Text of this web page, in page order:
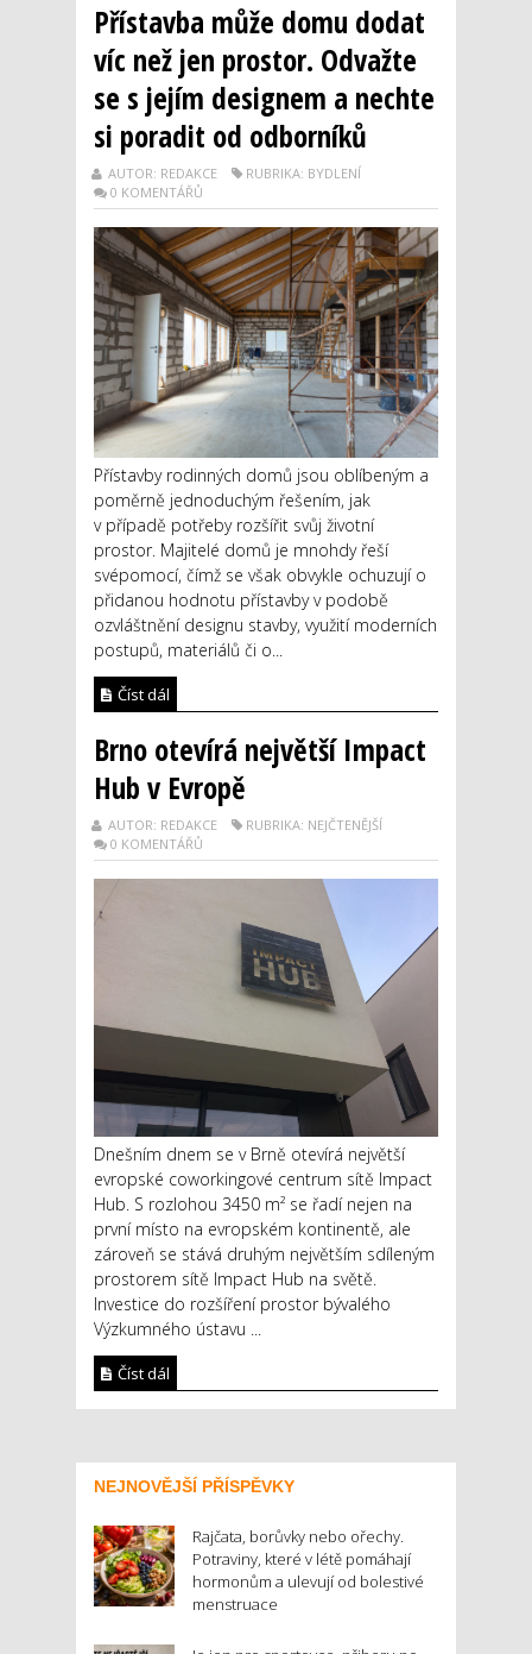
Přístavba může domu dodat
víc než jen prostor. Odvažte
se s jejím designem a nechte
si poradit od odborníků
AUTOR: REDAKCE
RUBRIKA: BYDLENÍ
0 KOMENTÁŘŮ
Přístavby rodinných domů jsou oblíbeným a
poměrně jednoduchým řešením, jak
v případě potřeby rozšířit svůj životní
prostor. Majitelé domů je mnohdy řeší
svépomocí, čímž se však obvykle ochuzují o
přidanou hodnotu přístavby v podobě
ozvláštnění designu stavby, využití moderních
postupů, materiálů či o...
Číst dál
Brno otevírá největší Impact
Hub v Evropě
AUTOR: REDAKCE
RUBRIKA: NEJČTENĚJŠÍ
0 KOMENTÁŘŮ
Dnešním dnem se v Brně otevírá největší
evropské coworkingové centrum sítě Impact
Hub. S rozlohou 3450 m² se řadí nejen na
první místo na evropském kontinentě, ale
zároveň se stává druhým největším sdíleným
prostorem sítě Impact Hub na světě.
Investice do rozšíření prostor bývalého
Výzkumného ústavu ...
Číst dál
NEJNOVĚJŠÍ PŘÍSPĚVKY
Rajčata, borůvky nebo ořechy.
Potraviny, které v létě pomáhají
hormonům a ulevují od bolestivé
menstruace